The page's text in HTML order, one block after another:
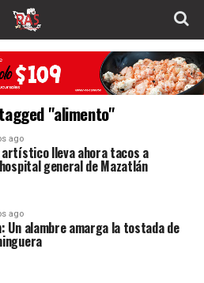
"alimento"
ago
artístico lleva ahora tacos a
general de Mazatlán
ago
Un alambre amarga la tostada de